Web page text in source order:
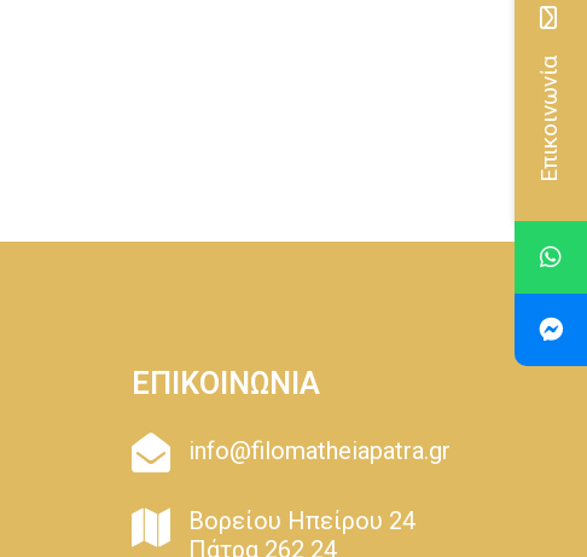
ΕΠΙΚΟΙΝΩΝΙΑ
info@filomatheiapatra.gr
Βορείου Ηπείρου 24
Πάτρα 262 24
Επικοινωνία